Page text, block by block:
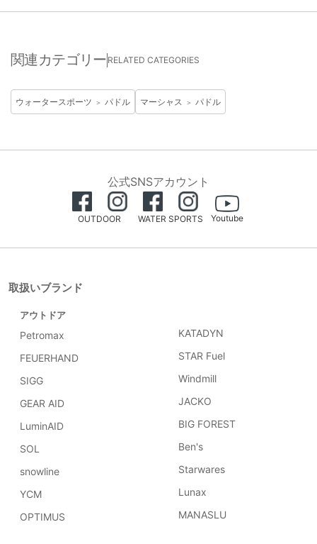
関連カテゴリー RELATED CATEGORIES
ウォータースポーツ ＞ パドル マーシャス ＞ パドル
公式SNSアカウント
OUTDOOR WATER SPORTS Youtube
取扱いブランド
アウトドア
Petromax
FEUERHAND
SIGG
GEAR AID
LuminAID
SOL
snowline
YCM
OPTIMUS
KATADYN
STAR Fuel
Windmill
JACKO
BIG FOREST
Ben's
Starwares
Lunax
MANASLU